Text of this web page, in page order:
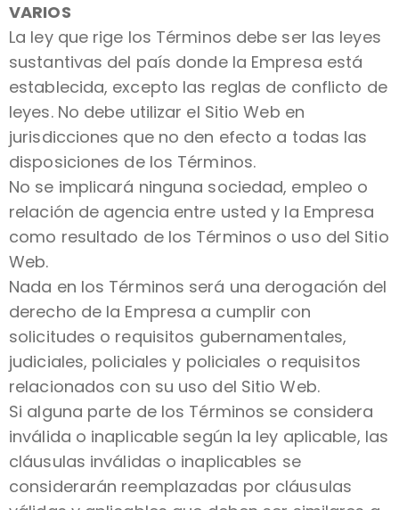
VARIOS
La ley que rige los Términos debe ser las leyes
sustantivas del país donde la Empresa está
establecida, excepto las reglas de conflicto de
leyes. No debe utilizar el Sitio Web en
jurisdicciones que no den efecto a todas las
disposiciones de los Términos.
No se implicará ninguna sociedad, empleo o
relación de agencia entre usted y la Empresa
como resultado de los Términos o uso del Sitio
Web.
Nada en los Términos será una derogación del
derecho de la Empresa a cumplir con
solicitudes o requisitos gubernamentales,
judiciales, policiales y policiales o requisitos
relacionados con su uso del Sitio Web.
Si alguna parte de los Términos se considera
inválida o inaplicable según la ley aplicable, las
cláusulas inválidas o inaplicables se
considerarán reemplazadas por cláusulas